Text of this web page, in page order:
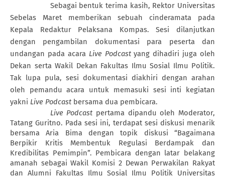
Sebagai bentuk terima kasih, Rektor Universitas
Sebelas Maret memberikan sebuah cinderamata pada
Kepala Redaktur Pelaksana Kompas. Sesi dilanjutkan
dengan pengambilan dokumentasi para peserta dan
undangan pada acara Live Podcastyang dihadiri juga oleh
Dekan serta Wakil Dekan Fakultas Ilmu Sosial Ilmu Politik.
Tak lupa pula, sesi dokumentasi diakhiri dengan arahan
oleh pemandu acara untuk memasuki sesi inti kegiatan
yakni Live Podcast bersama dua pembicara.
Live Podcast pertama dipandu oleh Moderator,
Tatang Guritno. Pada sesi ini, terdapat sesi diskusi menarik
bersama Aria Bima dengan topik diskusi “Bagaimana
Berpikir Kritis Membentuk Regulasi Berdampak dan
Kredibilitas Pemimpin”. Pembicara dengan latar belakang
amanah sebagai Wakil Komisi 2 Dewan Perwakilan Rakyat
dan Alumni Fakultas Ilmu Sosial Ilmu Politik Universitas